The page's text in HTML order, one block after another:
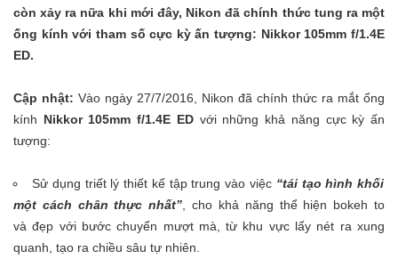
còn xảy ra nữa khi mới đây, Nikon đã chính thức tung ra một
ống kính với tham số cực kỳ ấn tượng: Nikkor 105mm f/1.4E
ED.
Cập nhật: Vào ngày 27/7/2016, Nikon đã chính thức ra mắt ống
kính Nikkor 105mm f/1.4E EDvới những khả năng cực kỳ ấn
tượng:
Sử dụng triết lý thiết kế tập trung vào việc “tái tạo hình khối
một cách chân thực nhất”, cho khả năng thể hiện bokeh to
và đẹp với bước chuyển mượt mà, từ khu vực lấy nét ra xung
quanh, tạo ra chiều sâu tự nhiên.